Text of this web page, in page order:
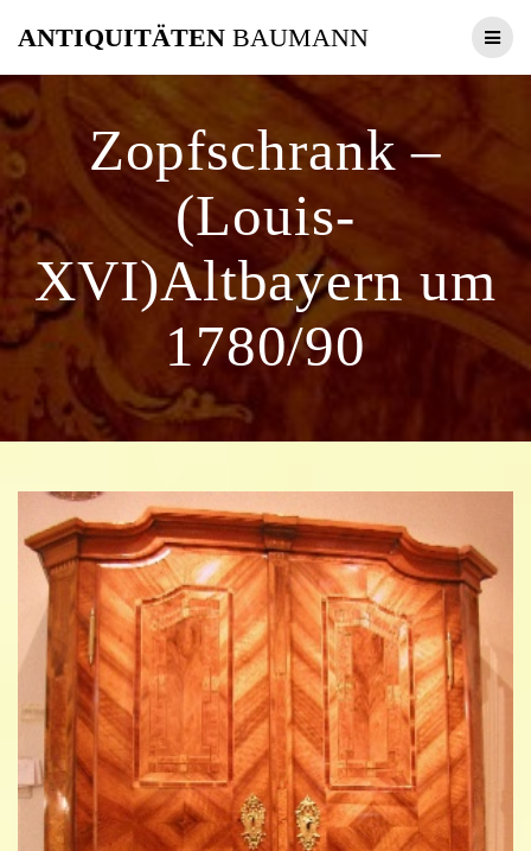
Inhalt
ANTIQUITÄTEN BAUMANN
Zopfschrank –
(Louis-
XVI)Altbayern um
1780/90